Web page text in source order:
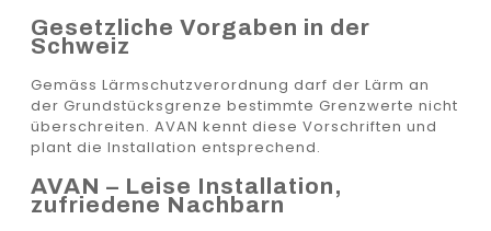
Gesetzliche Vorgaben in der
Schweiz
Gemäss Lärmschutzverordnung darf der Lärm an
der Grundstücksgrenze bestimmte Grenzwerte nicht
überschreiten. AVAN kennt diese Vorschriften und
plant die Installation entsprechend.
AVAN – Leise Installation,
zufriedene Nachbarn